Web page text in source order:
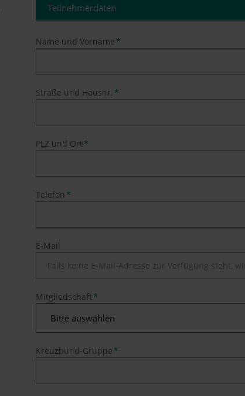
Teilnehmerdaten
Pflichtfeld
Name und Vorname *
Pflichtfeld
Straße und Hausnr. *
Pflichtfeld
PLZ und Ort *
Pflichtfeld
Telefon *
E-Mail
Pflichtfeld
Mitgliedschaft *
Pflichtfeld
Kreuzbund-Gruppe *